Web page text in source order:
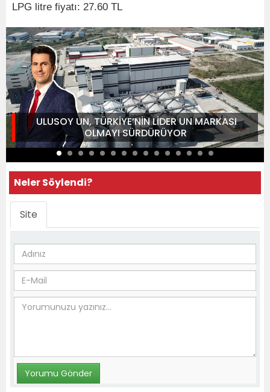
LPG litre fiyatı: 27.60 TL
ULUSOY UN, TÜRKİYE’NİN LİDER UN MARKASI
OLMAYI SÜRDÜRÜYOR
Neler Söylendi?
Site